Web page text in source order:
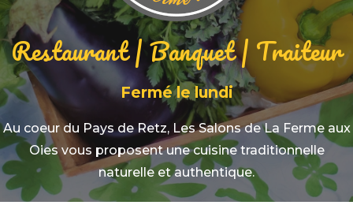
Restaurant | Banquet | Traiteur
Fermé le lundi
Au coeur du Pays de Retz, Les Salons de La Ferme aux
Oies vous proposent une cuisine traditionnelle
naturelle et authentique.